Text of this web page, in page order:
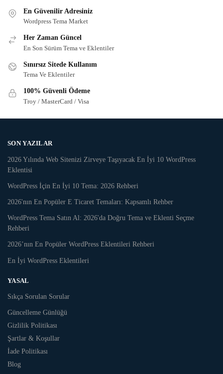
En Güvenilir Adresiniz
Wordpress Tema Market
Her Zaman Güncel
En Son Sürüm Tema ve Eklentiler
Sınırsız Sitede Kullanım
Tema Ve Eklentiler
100% Güvenli Ödeme
Troy / MasterCard / Visa
SON YAZILAR
2026 Yılında Web Sitenizi Zirveye Taşıyacak En İyi 10 WordPress
Eklentisi
WordPress İçin En İyi 10 Tema: 2026 Rehberi
2026'nın En Popüler E Ticaret Temaları: Kapsamlı Rehber
WordPress Tema Satın Al: 2026'da Doğru Tema ve Eklenti Seçme
Rehberi
2026’nın En Popüler WordPress Eklentileri Rehberi
En İyi WordPress Eklentileri
YASAL
Sıkça Sorulan Sorular
Güncelleme Günlüğü
Gizlilik Politikası
Şartlar & Koşullar
İade Politikası
Blog